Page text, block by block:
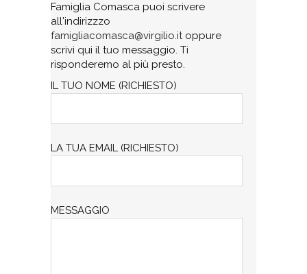
Famiglia Comasca puoi scrivere
all'indirizzzo
famigliacomasca@virgilio.itoppure
scrivi qui il tuo messaggio. Ti
risponderemo al più presto.
IL TUO NOME (RICHIESTO)
LA TUA EMAIL (RICHIESTO)
MESSAGGIO